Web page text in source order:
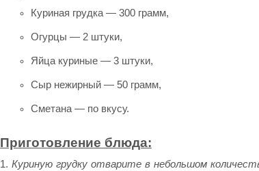
Куриная грудка — 300 грамм,
Огурцы — 2 штуки,
Яйца куриные — 3 штуки,
Сыр нежирный — 50 грамм,
Сметана — по вкусу.
Приготовление блюда:
1. Куриную грудку отварите в небольшом